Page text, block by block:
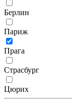
Берлин
Париж
Прага
Страсбург
Цюрих